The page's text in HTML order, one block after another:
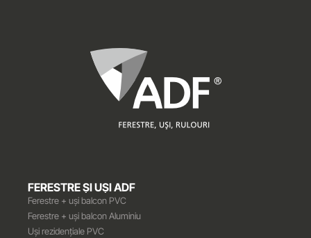
FERESTRE ȘI UȘI ADF
Ferestre + uși balcon PVC
Ferestre + uși balcon Aluminiu
Uși rezidențiale PVC